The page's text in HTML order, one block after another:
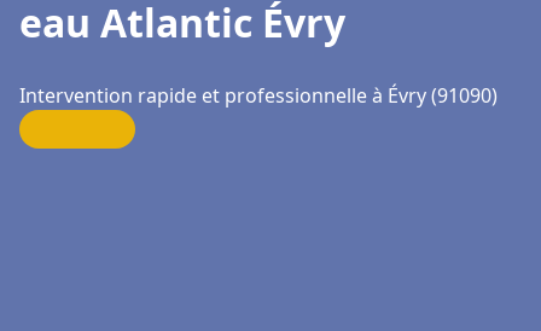
eau Atlantic Évry
Intervention rapide et professionnelle à Évry (91090)